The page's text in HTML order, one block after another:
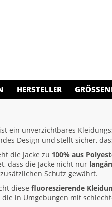
HERSTELLER
ist ein unverzichtbares
Design und stellt sicher,
die Jacke zu 100% aus
dass die Jacke nicht nur
Schutz gewährt.
diese fluoreszierende
in Umgebungen mit